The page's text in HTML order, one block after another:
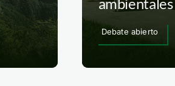
Debate abierto